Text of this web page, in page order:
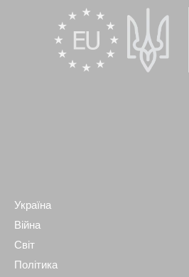
Україна
Війна
Світ
Політика